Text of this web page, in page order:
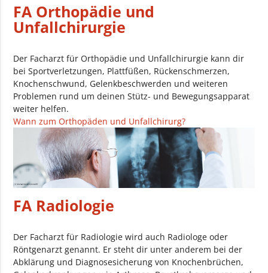
FA Orthopädie und
Unfallchirurgie
Der Facharzt für Orthopädie und Unfallchirurgie kann dir
bei Sportverletzungen, Plattfüßen, Rückenschmerzen,
Knochenschwund, Gelenkbeschwerden und weiteren
Problemen rund um deinen Stütz- und Bewegungsapparat
weiter helfen.
Wann zum Orthopäden und Unfallchirurg?
FA Radiologie
Der Facharzt für Radiologie wird auch Radiologe oder
Röntgenarzt genannt. Er steht dir unter anderem bei der
Abklärung und Diagnosesicherung von Knochenbrüchen,